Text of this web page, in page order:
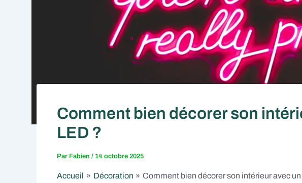
Comment bien décorer son
LED ?
Par Fabien / 14 octobre 2025
Accueil Décoration Comment bien décorer son intérieur avec